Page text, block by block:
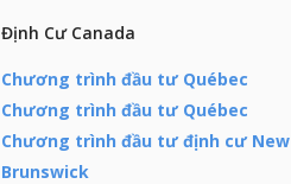
Định Cư Canada
Chương trình đầu tư Québec
Chương trình đầu tư Québec
Chương trình đầu tư định cư New
Brunswick